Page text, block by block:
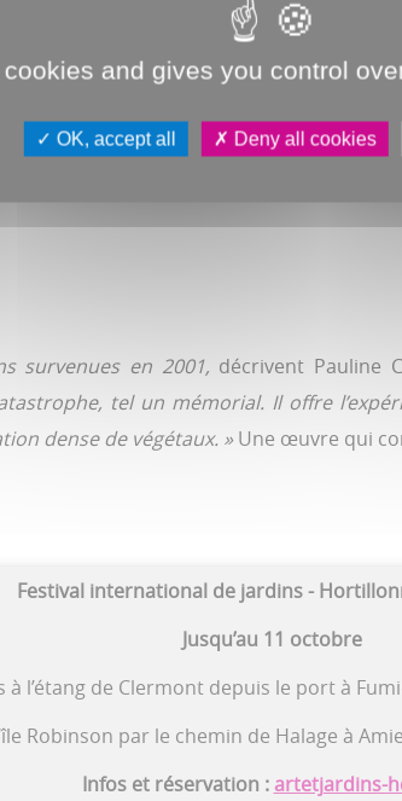
notre rapport à la
à ciel ouvert. Quant au
végétaux doivent encore y
il s’inspire pleinement de
survenues en 2001, décrivent Pauline
tel un mémorial. Il offre
dense de végétaux. »Une œuvre qui
Festival international de jardins -
Jusqu’au 11 octobre
à l’étang de Clermont depuis le port à
Robinson par le chemin de Halage à
Infos et réservation :artetjardins-
and gives you control
OK, accept all Deny all cookies